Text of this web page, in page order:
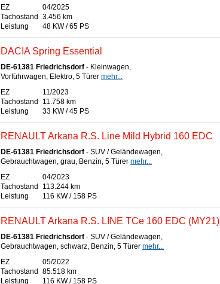
EZ
04/2025
Tachostand
3.456 km
Leistung
48 KW / 65 PS
DACIA Spring Essential
DE-61381 Friedrichsdorf - Kleinwagen,
Vorführwagen, Elektro, 5 Türer mehr...
EZ
11/2023
Tachostand
11.758 km
Leistung
33 KW / 45 PS
RENAULT Arkana R.S. Line Mild Hybrid 160 EDC
DE-61381 Friedrichsdorf - SUV / Geländewagen,
Gebrauchtwagen, grau, Benzin, 5 Türer mehr...
EZ
04/2023
Tachostand
113.244 km
Leistung
116 KW / 158 PS
RENAULT Arkana R.S. LINE TCe 160 EDC (MY21)
DE-61381 Friedrichsdorf - SUV / Geländewagen,
Gebrauchtwagen, schwarz, Benzin, 5 Türer mehr...
EZ
05/2022
Tachostand
85.518 km
Leistung
116 KW / 158 PS